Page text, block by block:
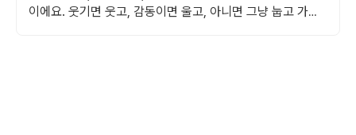
이에요. 웃기면 웃고, 감동이면 울고, 아니면 그냥 눕고 가세